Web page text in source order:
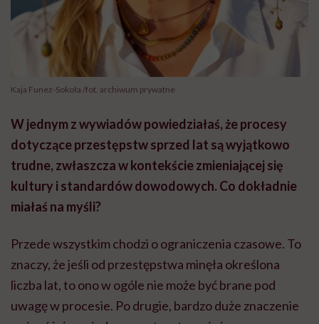
Kaja Funez-Sokoła /fot. archiwum prywatne
W jednym z wywiadów powiedziałaś, że procesy
dotyczące przestępstw sprzed lat są wyjątkowo
trudne, zwłaszcza w kontekście zmieniającej się
kultury i standardów dowodowych. Co dokładnie
miałaś na myśli?
Przede wszystkim chodzi o ograniczenia czasowe. To
znaczy, że jeśli od przestępstwa minęła określona
liczba lat, to ono w ogóle nie może być brane pod
uwagę w procesie. Po drugie, bardzo duże znaczenie